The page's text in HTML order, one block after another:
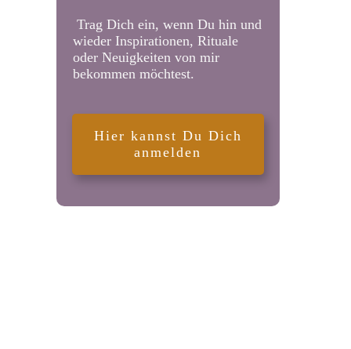
Trag Dich ein, wenn Du hin und
wieder Inspirationen, Rituale
oder Neuigkeiten von mir
bekommen möchtest.
Hier kannst Du Dich
anmelden